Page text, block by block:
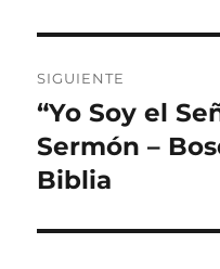
SIGUIENTE
Entrada
siguiente:
“Yo Soy el
Sermón –
Biblia